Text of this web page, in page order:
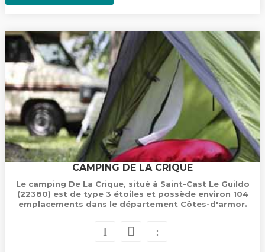
CAMPING DE LA CRIQUE
Le camping De La Crique, situé à Saint-Cast Le Guildo
(22380) est de type 3 étoiles et possède environ 104
emplacements dans le département Côtes-d'armor.